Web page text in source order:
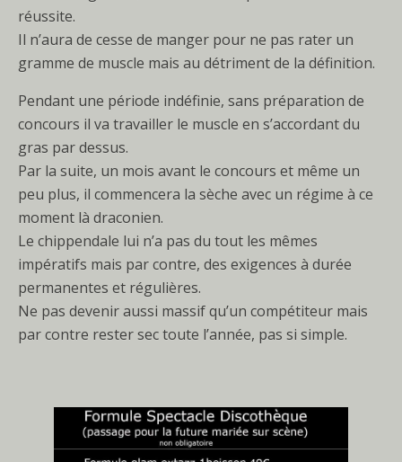
réussite.
Il n’aura de cesse de manger pour ne pas rater un
gramme de muscle mais au détriment de la définition.
Pendant une période indéfinie, sans préparation de
concours il va travailler le muscle en s’accordant du
gras par dessus.
Par la suite, un mois avant le concours et même un
peu plus, il commencera la sèche avec un régime à ce
moment là draconien.
Le chippendale lui n’a pas du tout les mêmes
impératifs mais par contre, des exigences à durée
permanentes et régulières.
Ne pas devenir aussi massif qu’un compétiteur mais
par contre rester sec toute l’année, pas si simple.